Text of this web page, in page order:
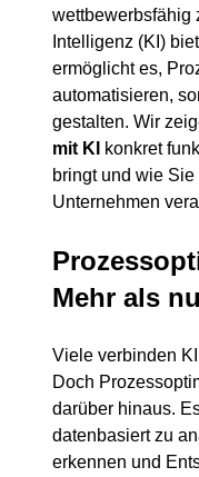
wettbewerbsfähig
Intelligenz (KI)
ermöglicht es,
automatisieren,
gestalten. Wir
mit KI
konkret
bringt und wie
Unternehmen
Mehr als
Viele verbinden
Doch
darüber hinaus.
datenbasiert zu
erkennen und